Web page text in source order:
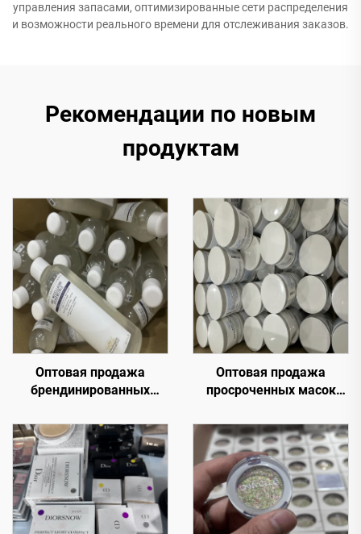
управления запасами, оптимизированные сети распределения
и возможности реального времени для отслеживания заказов.
Рекомендации по новым
продуктам
Оптовая продажа
брендинированных
с приближающимся
сроком годности
Оптовая продажа
просроченных масок
премиальные Facial
Masks по невероятно
низким ценам